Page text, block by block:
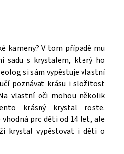
kameny? V tom případě mu
sadu s krystalem, který ho
si sám vypěstuje vlastní
poznávat krásu i složitost
vlastní oči mohou několik
krásný krystal roste.
pro děti od 14 let, ale
krystal vypěstovat i děti o